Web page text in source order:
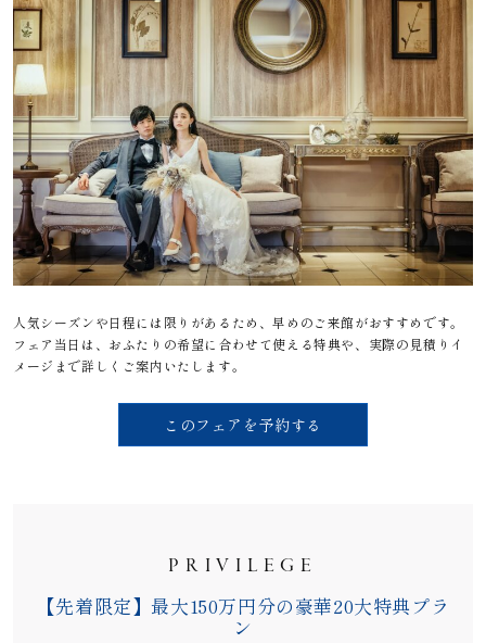
人気シーズンや日程には限りがあるため、早めのご来館がおすすめです。
フェア当日は、おふたりの希望に合わせて使える特典や、実際の見積りイ
メージまで詳しくご案内いたします。
このフェアを予約する
PRIVILEGE
【先着限定】最大150万円分の豪華20大特典プラ
ン